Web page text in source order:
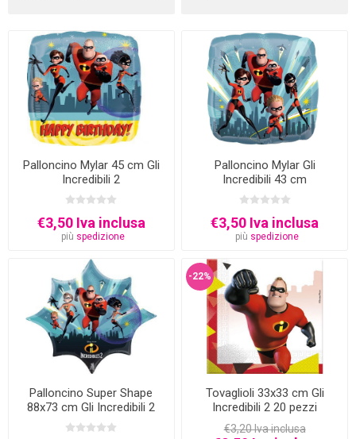
Palloncino Mylar 45 cm Gli
Incredibili 2
€3,50 Iva inclusa
più spedizione
Palloncino Mylar Gli
Incredibili 43 cm
€3,50 Iva inclusa
più spedizione
Palloncino Super Shape
88x73 cm Gli Incredibili 2
-22%
Tovaglioli 33x33 cm Gli
Incredibili 2 20 pezzi
€3,20 Iva inclusa